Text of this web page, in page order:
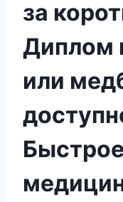
за
Диплом
или